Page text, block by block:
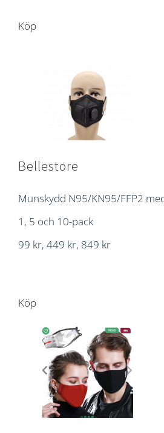
Köp
Bellestore
Munskydd N95/KN95/FFP2
1, 5 och 10-pack
99 kr, 449 kr, 849 kr
Köp